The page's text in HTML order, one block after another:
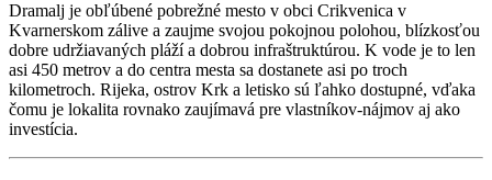
Dramalj je obľúbené pobrežné mesto v obci Crikvenica v
Kvarnerskom zálive a zaujme svojou pokojnou polohou, blízkosťou
dobre udržiavaných pláží a dobrou infraštruktúrou. K vode je to len
asi 450 metrov a do centra mesta sa dostanete asi po troch
kilometroch. Rijeka, ostrov Krk a letisko sú ľahko dostupné, vďaka
čomu je lokalita rovnako zaujímavá pre vlastníkov-nájmov aj ako
investícia.